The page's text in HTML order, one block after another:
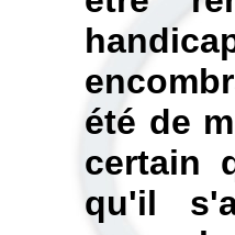
été de
certain
qu'il